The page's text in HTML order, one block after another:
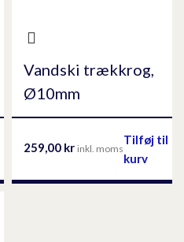
Vandski trækkrog,
Ø10mm
259,00 kr inkl. moms
Tilføj til
kurv